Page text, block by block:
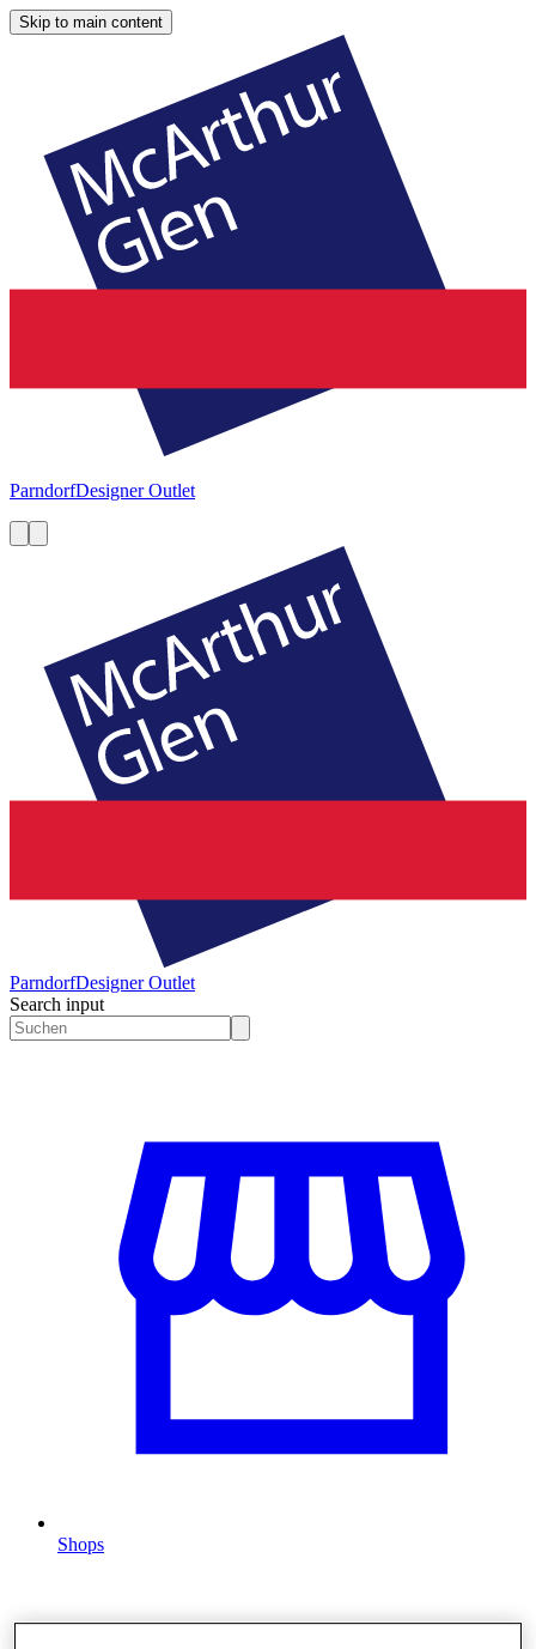
Skip to main content
ParndorfDesigner Outlet
ParndorfDesigner Outlet
Search input
Shops